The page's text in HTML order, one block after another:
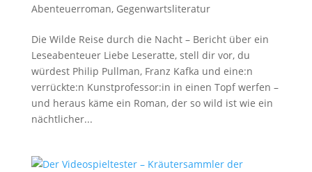
Abenteuerroman, Gegenwartsliteratur
Die Wilde Reise durch die Nacht – Bericht über ein
Leseabenteuer Liebe Leseratte, stell dir vor, du
würdest Philip Pullman, Franz Kafka und eine:n
verrückte:n Kunstprofessor:in in einen Topf werfen –
und heraus käme ein Roman, der so wild ist wie ein
nächtlicher...